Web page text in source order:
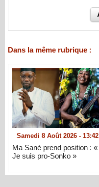
Dans la même rubrique :
Samedi 8 Août 2026 - 13:42
Ma Sané prend position : «
Je suis pro-Sonko »